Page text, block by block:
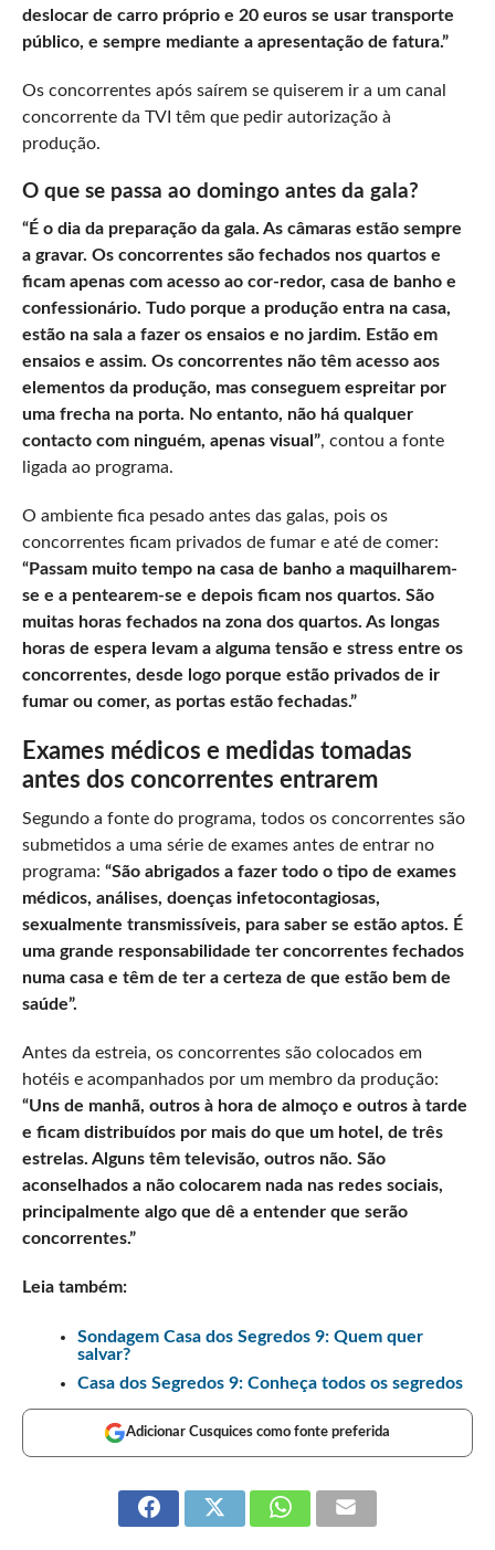
deslocar de carro próprio e 20 euros se usar transporte
público, e sempre mediante a apresentação de fatura.”
Os concorrentes após saírem se quiserem ir a um canal
concorrente da TVI têm que pedir autorização à
produção.
O que se passa ao domingo antes da gala?
“É o dia da preparação da gala. As câmaras estão sempre
a gravar. Os concorrentes são fechados nos quartos e
ficam apenas com acesso ao cor-redor, casa de banho e
confessionário. Tudo porque a produção entra na casa,
estão na sala a fazer os ensaios e no jardim. Estão em
ensaios e assim. Os concorrentes não têm acesso aos
elementos da produção, mas conseguem espreitar por
uma frecha na porta. No entanto, não há qualquer
contacto com ninguém, apenas visual”, contou a fonte
ligada ao programa.
O ambiente fica pesado antes das galas, pois os
concorrentes ficam privados de fumar e até de comer:
“Passam muito tempo na casa de banho a maquilharem-
se e a pentearem-se e depois ficam nos quartos. São
muitas horas fechados na zona dos quartos. As longas
horas de espera levam a alguma tensão e stress entre os
concorrentes, desde logo porque estão privados de ir
fumar ou comer, as portas estão fechadas.”
Exames médicos e medidas tomadas
antes dos concorrentes entrarem
Segundo a fonte do programa, todos os concorrentes são
submetidos a uma série de exames antes de entrar no
programa: “São abrigados a fazer todo o tipo de exames
médicos, análises, doenças infetocontagiosas,
sexualmente transmissíveis, para saber se estão aptos. É
uma grande responsabilidade ter concorrentes fechados
numa casa e têm de ter a certeza de que estão bem de
saúde”.
Antes da estreia, os concorrentes são colocados em
hotéis e acompanhados por um membro da produção:
“Uns de manhã, outros à hora de almoço e outros à tarde
e ficam distribuídos por mais do que um hotel, de três
estrelas. Alguns têm televisão, outros não. São
aconselhados a não colocarem nada nas redes sociais,
principalmente algo que dê a entender que serão
concorrentes.”
Leia também:
Sondagem Casa dos Segredos 9: Quem quer
salvar?
Casa dos Segredos 9: Conheça todos os segredos
Adicionar Cusquices como fonte preferida